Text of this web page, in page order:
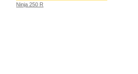
Ninja 250 R